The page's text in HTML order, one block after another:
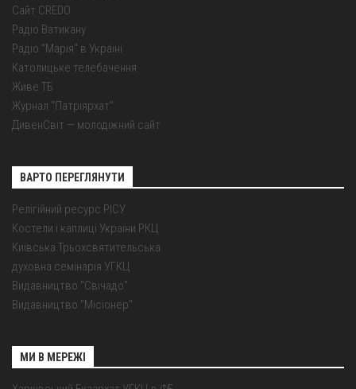
Сайт CREDO
Радіо Ватикану
Радіо "Марія" в Україні
Католицьке телебачення
Живе ТБ
Журнал "Патріярхат"
ДивенСвіт — молодіжний сайт
ВАРТО ПЕРЕГЛЯНУТИ
Релігійний ресурс РІСУ
Костели і каплиці України РКЦ
Київська Трьохсвятительська
духовна семінарія УГКЦ
Видавництво "Свічадо"
Видавництво "Місіонер"
МИ В МЕРЕЖІ